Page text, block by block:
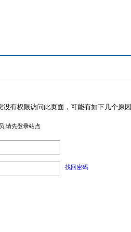
没有权限访问此页面，可能有如下几个原因
,请先登录站点
找回密码